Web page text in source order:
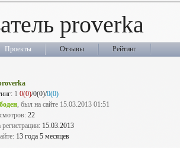
proverka
Проекты Отзывы Рейтинг
1 0(0)/0(0)/0(0)
, был на сайте 15.03.2013 01:51
22
регистрации: 15.03.2013
13 года 5 месяцев